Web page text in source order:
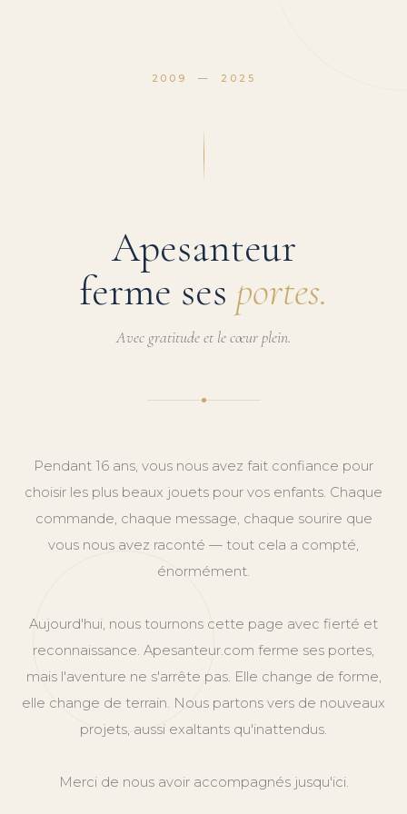
2009 — 2025
Apesanteur
ferme ses portes.
Avec gratitude et le cœur plein.
Pendant 16 ans, vous nous avez fait confiance pour
choisir les plus beaux jouets pour vos enfants. Chaque
commande, chaque message, chaque sourire que
vous nous avez raconté — tout cela a compté,
énormément.
Aujourd'hui, nous tournons cette page avec fierté et
reconnaissance. Apesanteur.com ferme ses portes,
mais l'aventure ne s'arrête pas. Elle change de forme,
elle change de terrain. Nous partons vers de nouveaux
projets, aussi exaltants qu'inattendus.
Merci de nous avoir accompagnés jusqu'ici.